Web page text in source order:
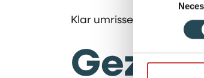
Klar umrissener